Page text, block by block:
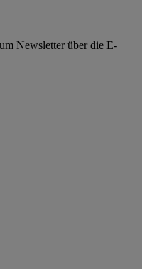
Newsletter über die E-